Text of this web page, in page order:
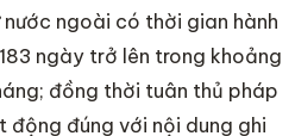
ngoài có thời gian hành
ngày trở lên trong khoảng
đồng thời tuân thủ pháp
động đúng với nội dung ghi